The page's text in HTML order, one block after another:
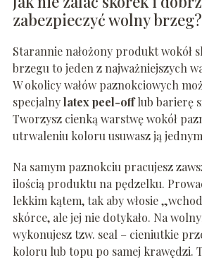
zabezpieczyć wolny brzeg?
Starannie nałożony produkt wokół
brzegu to jeden z najważniejszych
W okolicy wałów paznokciowych
specjalnylatex peel-offlub barierę
Tworzysz cienką warstwę wokół
utrwaleniu koloru usuwasz ją
Na samym paznokciu pracujesz
ilością produktu na pędzelku.
lekkim kątem, tak aby włosie
skórce, ale jej nie dotykało. Na
wykonujesz tzw. seal – cieniutkie
koloru lub topu po samej krawędzi.